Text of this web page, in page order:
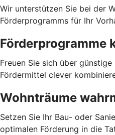
Wir unterstützen Sie bei der
Förderprogramms für Ihr
Förderprogramme
Freuen Sie sich über
Fördermittel clever
Wohnträume
Setzen Sie Ihr Bau- oder
optimalen Förderung in die